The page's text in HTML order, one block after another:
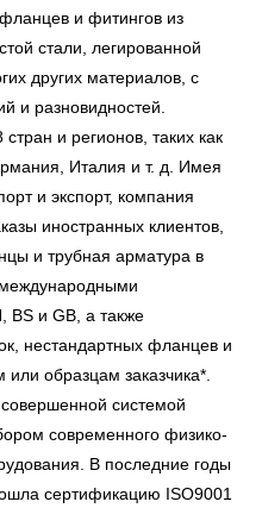
и фитингов из
стали, легированной
других материалов, с
и разновидностей.
и регионов, таких как
Италия и т. д. Имея
и экспорт, компания
иностранных клиентов,
и трубная арматура в
международными
BS и GB, а также
нестандартных фланцев и
образцам заказчика*.
системой
современного физико-
В последние годы
сертификацию ISO9001